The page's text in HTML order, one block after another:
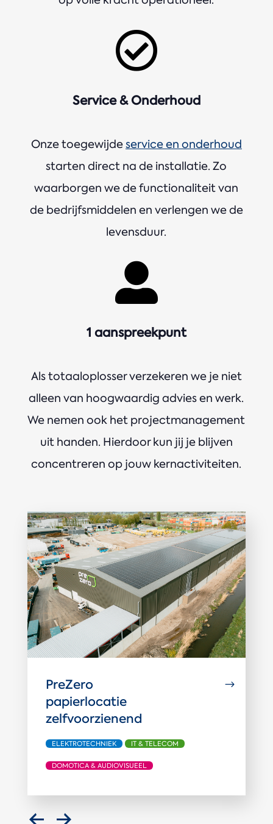

Service & Onderhoud
Onze toegewijdeservice en onderhoud
starten direct na de installatie. Zo
waarborgen we de functionaliteit van
de bedrijfsmiddelen en verlengen we de
levensduur.

1 aanspreekpunt
Als totaaloplosser verzekeren we je niet
alleen van hoogwaardig advies en werk.
We nemen ook het projectmanagement
uit handen. Hierdoor kun jij je blijven
concentreren op jouw kernactiviteiten.
PreZero
papierlocatie
zelfvoorzienend
ELEKTROTECHNIEK IT & TELECOM
DOMOTICA & AUDIOVISUEEL